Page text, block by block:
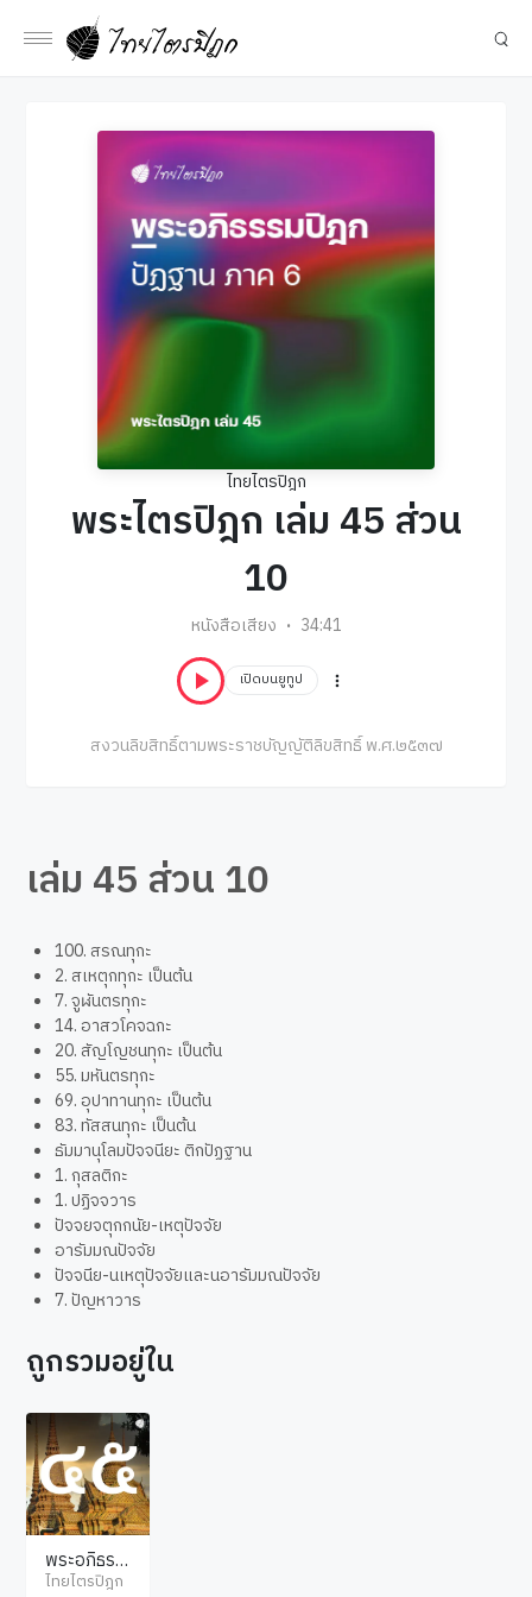
ไทยไตรปิฎก
พระไตรปิฎก เล่ม 45 ส่วน
10
หนังสือเสียง 34:41
เปิดบนยูทูป
สงวนลิขสิทธิ์ตามพระราชบัญญัติลิขสิทธิ์ พ.ศ.๒๕๓๗
เล่ม 45 ส่วน 10
100. สรณทุกะ
2. สเหตุกทุกะ เป็นต้น
7. จูฬันตรทุกะ
14. อาสวโคจฉกะ
20. สัญโญชนทุกะ เป็นต้น
55. มหันตรทุกะ
69. อุปาทานทุกะ เป็นต้น
83. ทัสสนทุกะ เป็นต้น
ธัมมานุโลมปัจจนียะ ติกปัฏฐาน
1. กุสลติกะ
1. ปฏิจจวาร
ปัจจยจตุกกนัย-เหตุปัจจัย
อารัมมณปัจจัย
ปัจจนีย-นเหตุปัจจัยและนอารัมมณปัจจัย
7. ปัญหาวาร
ถูกรวมอยู่ใน
พระอภิธรร
มปิฎก ปัฏฐ
ไทยไตรปิฎก